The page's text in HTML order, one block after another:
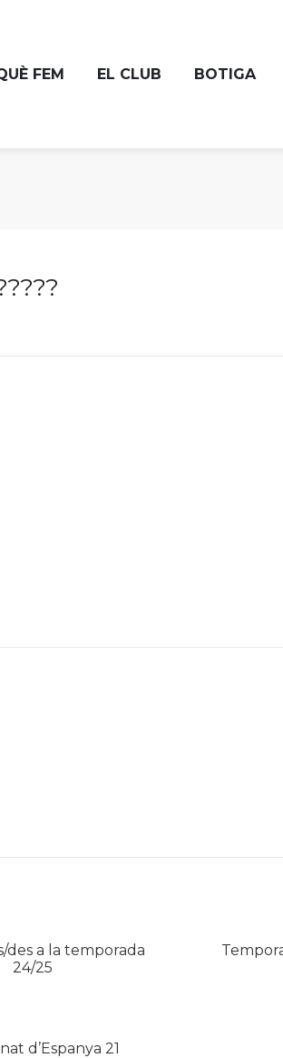
FEM EL CLUB BOTIGA
des a la temporada
24/25
d’Espanya 21